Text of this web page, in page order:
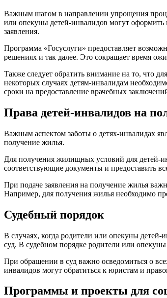
Важным шагом в направлении упрощения
или опекуны детей-инвалидов могут оформить
заявления.
Программа «Госуслуги» предоставляет
решениях и так далее. Это сокращает время
Также следует обратить внимание на то, что
некоторых случаях детям-инвалидам
сроки на предоставление врачебных
Права детей-инвалидов на
Важным аспектом заботы о детях-инвалидах
получение жилья.
Для получения жилищных условий для детей-
соответствующие документы и предоставить
При подаче заявления на получение жилья
Например, для получения жилья необходимо
Судебный порядок
В случаях, когда родители или опекуны
суд. В судебном порядке родители или
При обращении в суд важно осведомиться о
инвалидов могут обратиться к юристам и
Программы и проекты для